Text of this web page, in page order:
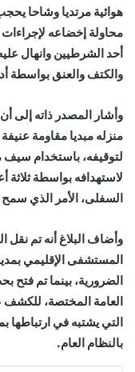
هوائية مرتديا وشاحا
محاولة إخضاعه لإجراءات
أحد الشرطيين وانهال
والكتف والعنق بواسطة
وأشار المصدر ذاته إلى
منزله مبديا مقاومة
لتوقيفه، باستخدام
لاستهدافه بواسطة ثلاثة
السفلى، الأمر الذي
وأضاف البلاغ أنه تم
المستشفى الإقليمي
الضرورية، بينما تم فتح
العامة المختصة، للكشف
التي يشتبه في
بالنظام العام.